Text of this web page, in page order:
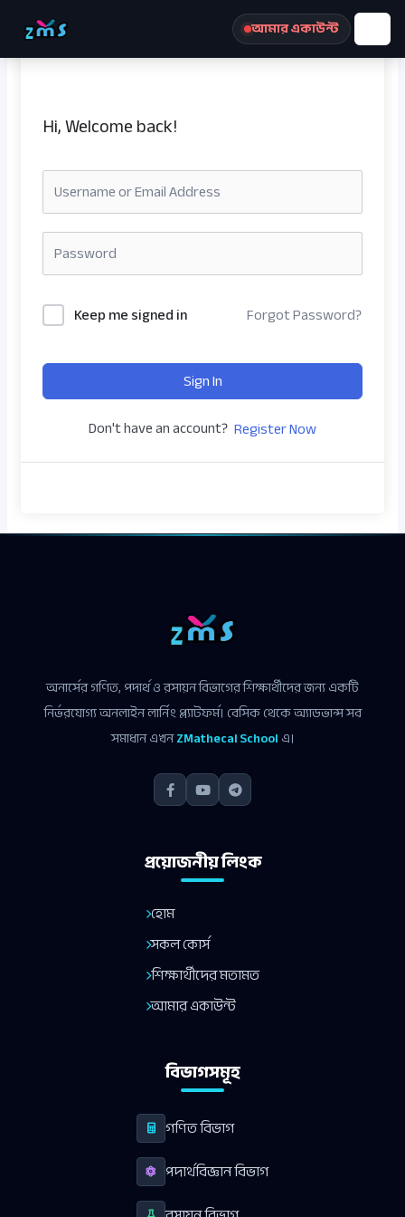
আমার একাউন্ট
Hi, Welcome back!
Keep me signed in Forgot Password?
Sign In
Don't have an account? Register Now
অনার্সের গণিত, পদার্থ ও রসায়ন বিভাগের শিক্ষার্থীদের জন্য একটি
নির্ভরযোগ্য অনলাইন লার্নিং প্ল্যাটফর্ম। বেসিক থেকে অ্যাডভান্স সব
সমাধান এখনZMathecal Schoolএ।
প্রয়োজনীয় লিংক
হোম
সকল কোর্স
শিক্ষার্থীদের মতামত
আমার একাউন্ট
বিভাগসমূহ
গণিত বিভাগ
পদার্থবিজ্ঞান বিভাগ